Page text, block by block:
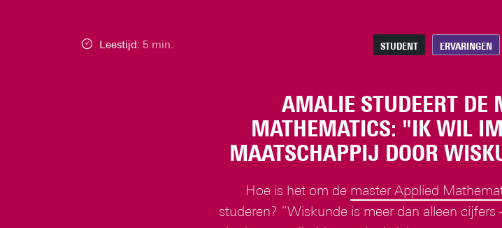
Leestijd: 5 min. STUDENT ERVARINGEN
AMALIE STUDEERT DE
MATHEMATICS: "IK WIL
MAATSCHAPPIJ DOOR
Hoe is het om de master Applied
studeren? “Wiskunde is meer dan alleen